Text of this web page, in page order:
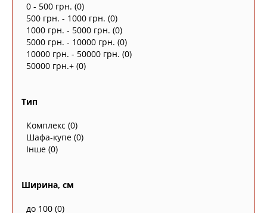
0 - 500 грн. (0)
500 грн. - 1000 грн. (0)
1000 грн. - 5000 грн. (0)
5000 грн. - 10000 грн. (0)
10000 грн. - 50000 грн. (0)
50000 грн.+ (0)
Тип
Комплекс (0)
Шафа-купе (0)
Інше (0)
Ширина, см
до 100 (0)